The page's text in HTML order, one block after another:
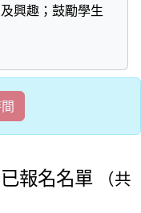
興趣；鼓勵學生
已報名名單
（共